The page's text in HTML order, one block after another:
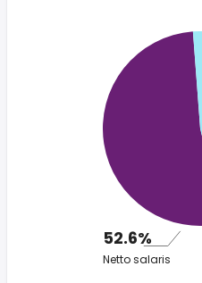
52.6%
Netto salaris